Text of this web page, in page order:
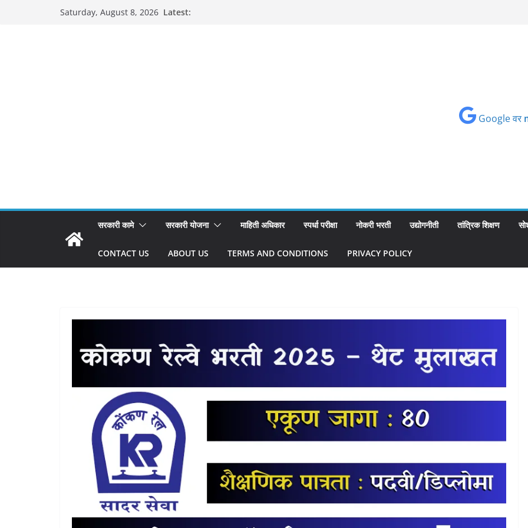
Saturday, August 8, 2026 Latest:
Google वर
सरकारी कामे सरकारी योजना माहिती अधिकार स्पर्धा परीक्षा नोकरी भरती उद्योगनीती तांत्रिक शिक्षण
CONTACT US ABOUT US TERMS AND CONDITIONS PRIVACY POLICY